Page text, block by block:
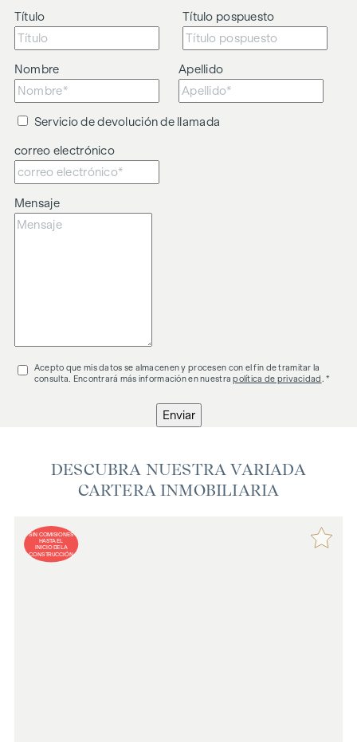
Gran altura de las habitaciones
Ubicación céntrica
familiar o de negocios entre el agente y el tercero a
intermediar.
El agente actúa como doble intermediario.
Título Título pospuesto
Nombre Apellido
Servicio de devolución de llamada
correo electrónico
Mensaje
Acepto que mis datos se almacenen y procesen con el fin de tramitar la
consulta. Encontrará más información en nuestrapolítica de privacidad . *
Enviar
DESCUBRA NUESTRA VARIADA
CARTERA INMOBILIARIA
SIN COMISIONES
HASTA EL
INICIO DE LA
CONSTRUCCIÓN